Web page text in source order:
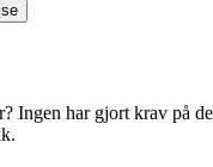
Ingen har gjort krav på